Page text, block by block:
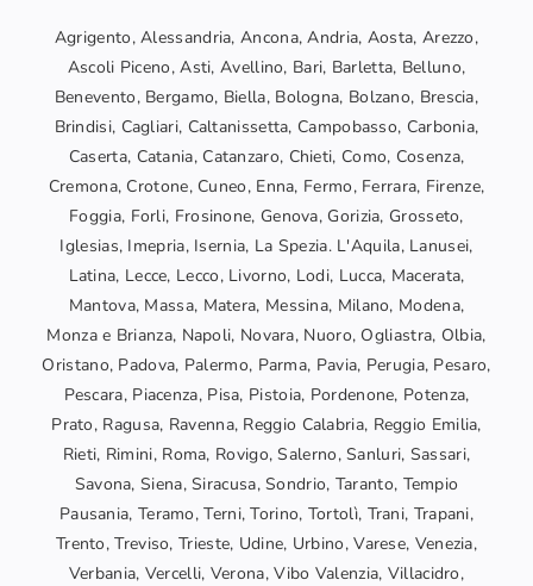
Agrigento, Alessandria, Ancona, Andria, Aosta, Arezzo,
Ascoli Piceno, Asti, Avellino, Bari, Barletta, Belluno,
Benevento, Bergamo, Biella, Bologna, Bolzano, Brescia,
Brindisi, Cagliari, Caltanissetta, Campobasso, Carbonia,
Caserta, Catania, Catanzaro, Chieti, Como, Cosenza,
Cremona, Crotone, Cuneo, Enna, Fermo, Ferrara, Firenze,
Foggia, Forli, Frosinone, Genova, Gorizia, Grosseto,
Iglesias, Imepria, Isernia, La Spezia. L'Aquila, Lanusei,
Latina, Lecce, Lecco, Livorno, Lodi, Lucca, Macerata,
Mantova, Massa, Matera, Messina, Milano, Modena,
Monza e Brianza, Napoli, Novara, Nuoro, Ogliastra, Olbia,
Oristano, Padova, Palermo, Parma, Pavia, Perugia, Pesaro,
Pescara, Piacenza, Pisa, Pistoia, Pordenone, Potenza,
Prato, Ragusa, Ravenna, Reggio Calabria, Reggio Emilia,
Rieti, Rimini, Roma, Rovigo, Salerno, Sanluri, Sassari,
Savona, Siena, Siracusa, Sondrio, Taranto, Tempio
Pausania, Teramo, Terni, Torino, Tortolì, Trani, Trapani,
Trento, Treviso, Trieste, Udine, Urbino, Varese, Venezia,
Verbania, Vercelli, Verona, Vibo Valenzia, Villacidro,